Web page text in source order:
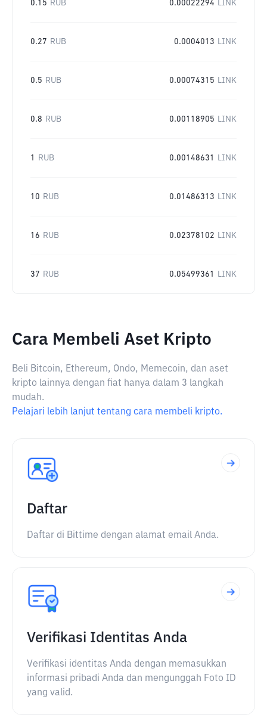
0.15 RUB 0.00022294 LINK
0.27 RUB 0.0004013 LINK
0.5 RUB 0.00074315 LINK
0.8 RUB 0.00118905 LINK
1 RUB 0.00148631 LINK
10 RUB 0.01486313 LINK
16 RUB 0.02378102 LINK
37 RUB 0.05499361 LINK
Cara Membeli Aset Kripto
Beli Bitcoin, Ethereum, Ondo, Memecoin, dan aset
kripto lainnya dengan fiat hanya dalam 3 langkah
mudah.
Pelajari lebih lanjut tentang cara membeli kripto.
Daftar
Daftar di Bittime dengan alamat email Anda.
Verifikasi Identitas Anda
Verifikasi identitas Anda dengan memasukkan
informasi pribadi Anda dan mengunggah Foto ID
yang valid.